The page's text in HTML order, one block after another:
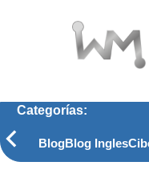
Categorías:
BlogBlog Ingles